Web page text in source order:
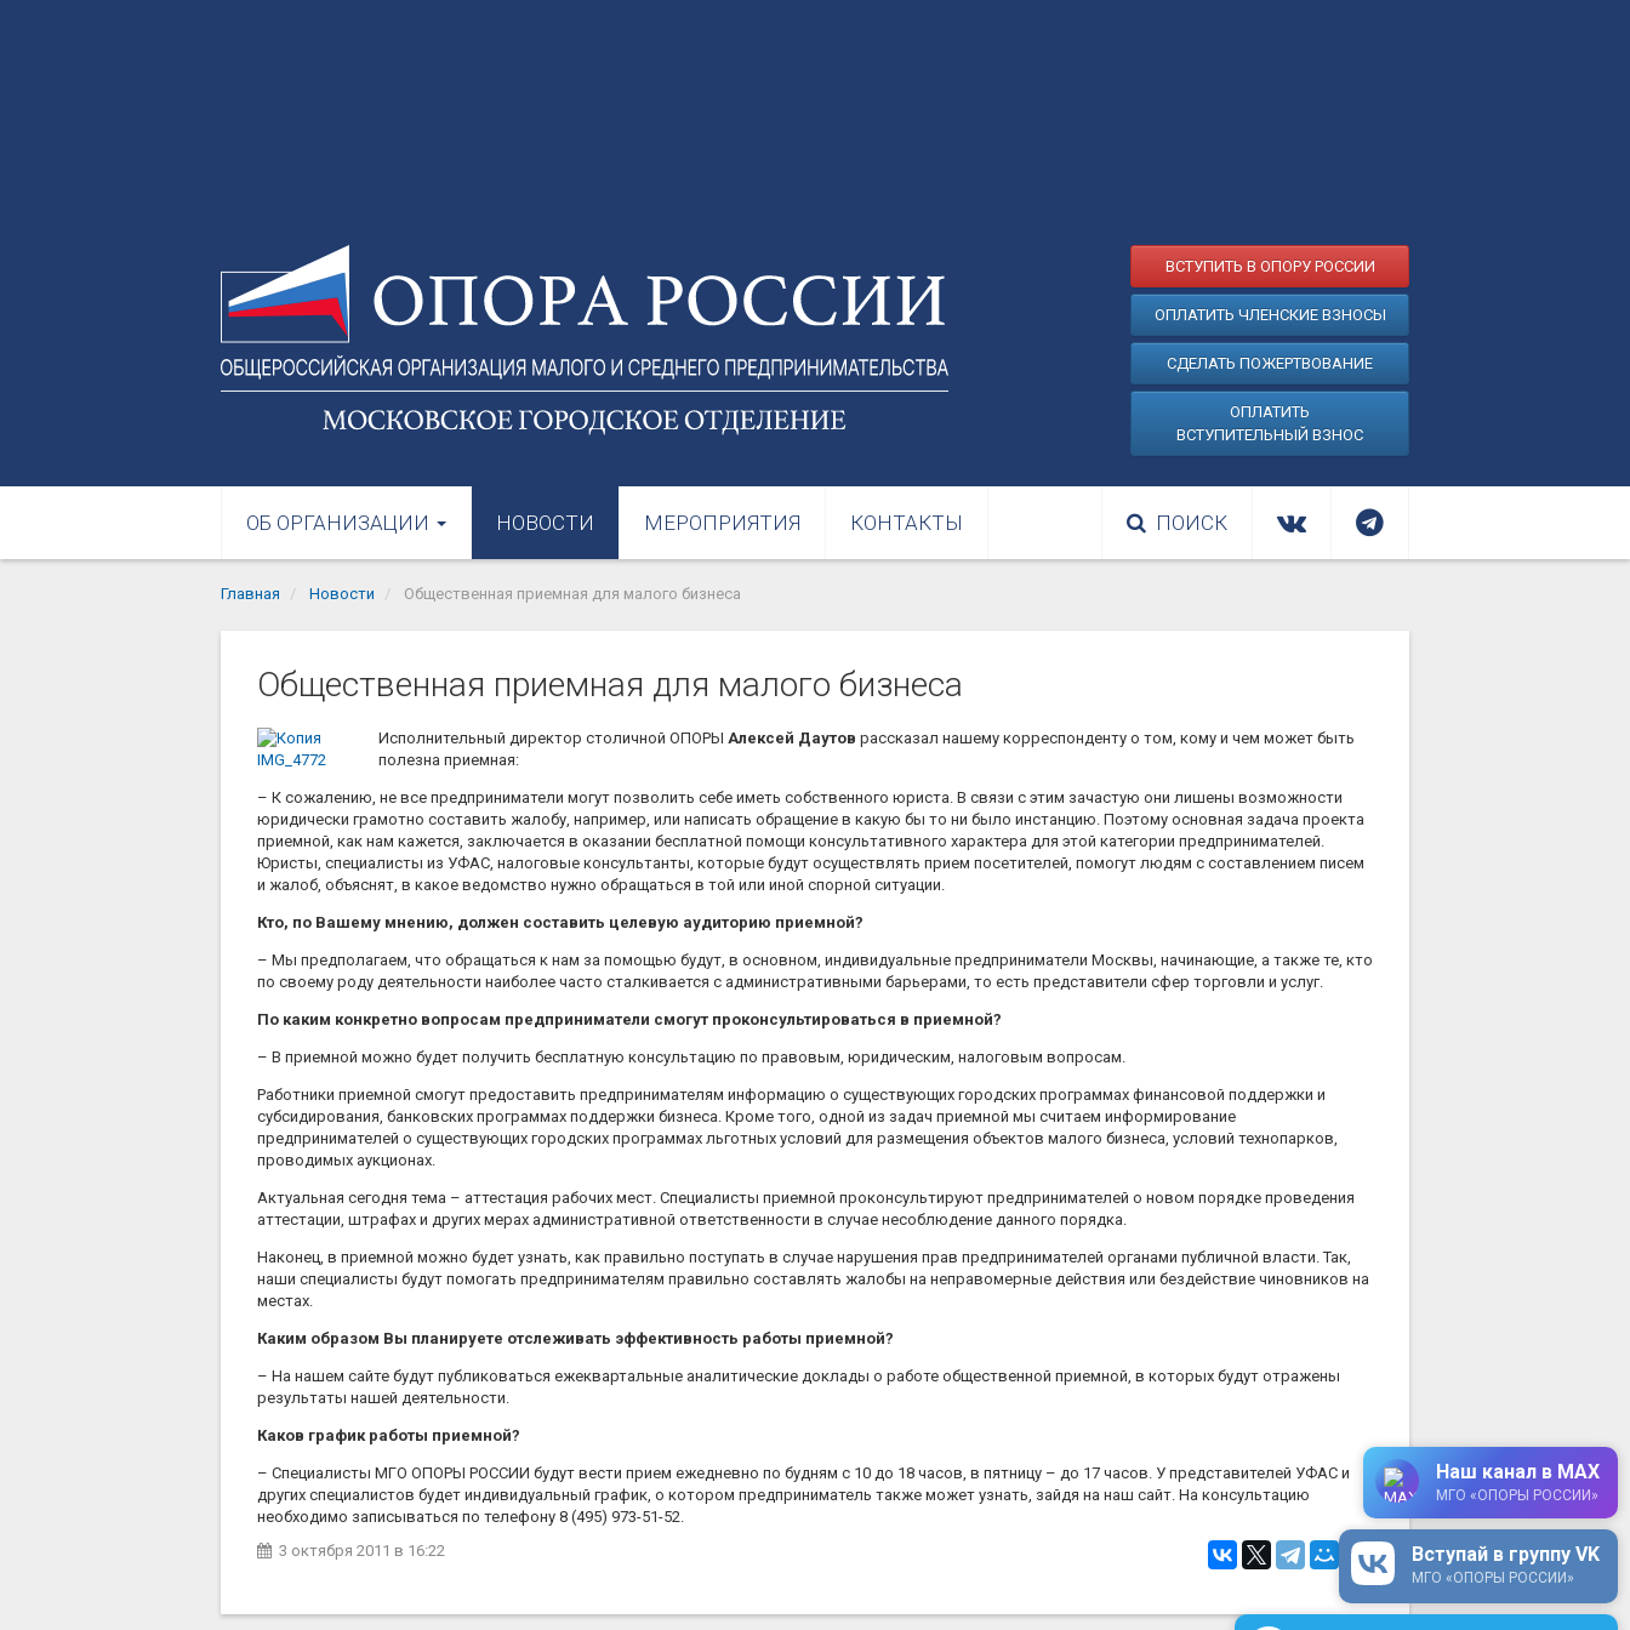
ВСТУПИТЬ В ОПОРУ РОССИИ
ОПЛАТИТЬ ЧЛЕНСКИЕ ВЗНОСЫ
СДЕЛАТЬ ПОЖЕРТВОВАНИЕ
ОПЛАТИТЬ
ВСТУПИТЕЛЬНЫЙ ВЗНОС
ОБ ОРГАНИЗАЦИИ НОВОСТИ МЕРОПРИЯТИЯ КОНТАКТЫ ПОИСК
Главная Новости Общественная приемная для малого бизнеса
Общественная приемная для малого бизнеса
Исполнительный директор столичной ОПОРЫ Алексей Даутов рассказал нашему корреспонденту о том, кому и чем может быть
полезна приемная:
– К сожалению, не все предприниматели могут позволить себе иметь собственного юриста. В связи с этим зачастую они лишены возможности
юридически грамотно составить жалобу, например, или написать обращение в какую бы то ни было инстанцию. Поэтому основная задача проекта
приемной, как нам кажется, заключается в оказании бесплатной помощи консультативного характера для этой категории предпринимателей.
Юристы, специалисты из УФАС, налоговые консультанты, которые будут осуществлять прием посетителей, помогут людям с составлением писем
и жалоб, объяснят, в какое ведомство нужно обращаться в той или иной спорной ситуации.
Кто, по Вашему мнению, должен составить целевую аудиторию приемной?
– Мы предполагаем, что обращаться к нам за помощью будут, в основном, индивидуальные предприниматели Москвы, начинающие, а также те, кто
по своему роду деятельности наиболее часто сталкивается с административными барьерами, то есть представители сфер торговли и услуг.
По каким конкретно вопросам предприниматели смогут проконсультироваться в приемной?
– В приемной можно будет получить бесплатную консультацию по правовым, юридическим, налоговым вопросам.
Работники приемной смогут предоставить предпринимателям информацию о существующих городских программах финансовой поддержки и
субсидирования, банковских программах поддержки бизнеса. Кроме того, одной из задач приемной мы считаем информирование
предпринимателей о существующих городских программах льготных условий для размещения объектов малого бизнеса, условий технопарков,
проводимых аукционах.
Актуальная сегодня тема – аттестация рабочих мест. Специалисты приемной проконсультируют предпринимателей о новом порядке проведения
аттестации, штрафах и других мерах административной ответственности в случае несоблюдение данного порядка.
Наконец, в приемной можно будет узнать, как правильно поступать в случае нарушения прав предпринимателей органами публичной власти. Так,
наши специалисты будут помогать предпринимателям правильно составлять жалобы на неправомерные действия или бездействие чиновников на
местах.
Каким образом Вы планируете отслеживать эффективность работы приемной?
– На нашем сайте будут публиковаться ежеквартальные аналитические доклады о работе общественной приемной, в которых будут отражены
результаты нашей деятельности.
Каков график работы приемной?
– Специалисты МГО ОПОРЫ РОССИИ будут вести прием ежедневно по будням с 10 до 18 часов, в пятницу – до 17 часов. У представителей УФАС и
других специалистов будет индивидуальный график, о котором предприниматель также может узнать, зайдя на наш сайт. На консультацию
необходимо записываться по телефону 8 (495) 973-51-52.
3 октября 2011 в 16:22 Вступай в группу VK
МГО «ОПОРЫ РОССИИ»
Наш канал в MAX
МГО «ОПОРЫ РОССИИ»